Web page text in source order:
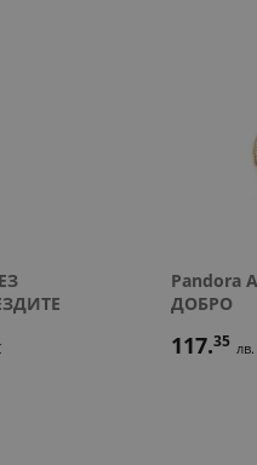
Pandora
ДОБРО
117.35 лв.